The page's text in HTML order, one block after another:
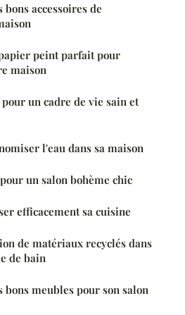
accessoires de
peint parfait pour
maison
un cadre de vie sain et
l'eau dans sa maison
un salon bohème chic
efficacement sa cuisine
de matériaux recyclés dans
de bain
meubles pour son salon